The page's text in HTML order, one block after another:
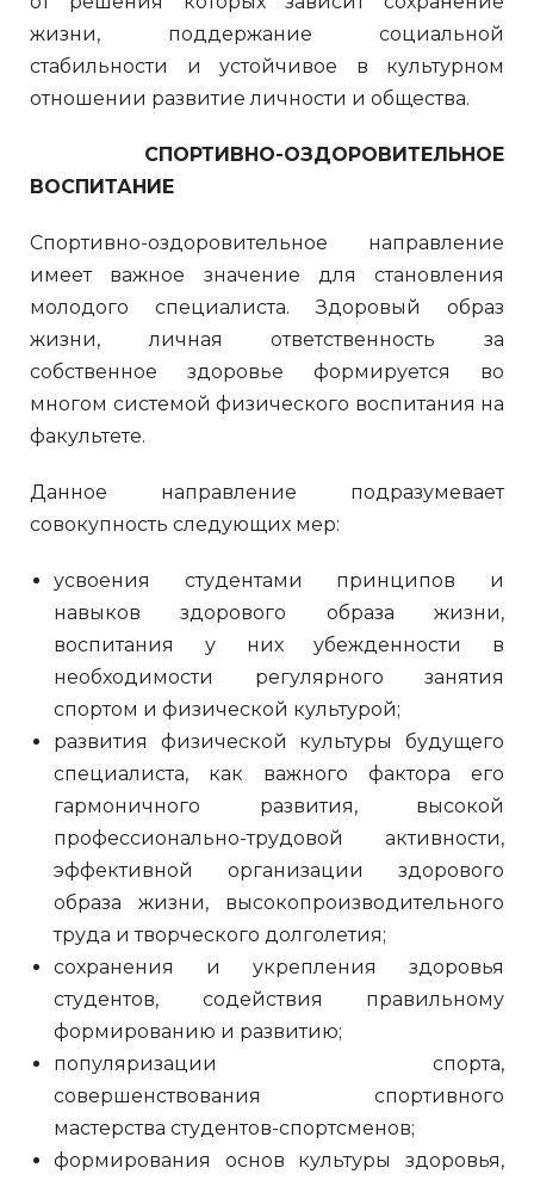
жизни, поддержание социальной
стабильности и устойчивое в культурном
отношении развитие личности и общества.
СПОРТИВНО-ОЗДОРОВИТЕЛЬНОЕ
ВОСПИТАНИЕ
Спортивно-оздоровительное направление
имеет важное значение для становления
молодого специалиста. Здоровый образ
жизни, личная ответственность за
собственное здоровье формируется во
многом системой физического воспитания на
факультете.
Данное направление подразумевает
совокупность следующих мер:
усвоения студентами принципов и
навыков здорового образа жизни,
воспитания у них убежденности в
необходимости регулярного занятия
спортом и физической культурой;
развития физической культуры будущего
специалиста, как важного фактора его
гармоничного развития, высокой
профессионально-трудовой активности,
эффективной организации здорового
образа жизни, высокопроизводительного
труда и творческого долголетия;
сохранения и укрепления здоровья
студентов, содействия правильному
формированию и развитию;
популяризации спорта,
совершенствования спортивного
мастерства студентов-спортсменов;
формирования основ культуры здоровья,